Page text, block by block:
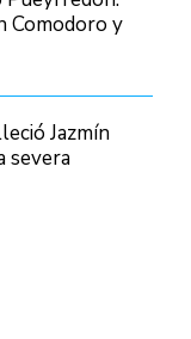
Comodoro y
Jazmín
severa